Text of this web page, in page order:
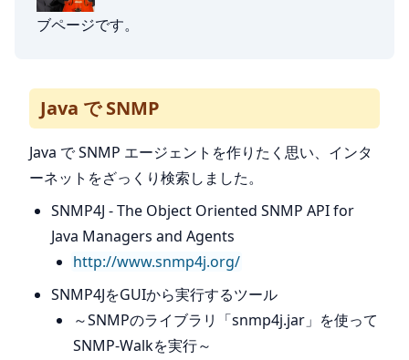
ブページです。
Java で SNMP
Java で SNMP エージェントを作りたく思い、インタ
ーネットをざっくり検索しました。
SNMP4J - The Object Oriented SNMP API for
Java Managers and Agents
http://www.snmp4j.org/
SNMP4JをGUIから実行するツール
～SNMPのライブラリ「snmp4j.jar」を使って
SNMP-Walkを実行～